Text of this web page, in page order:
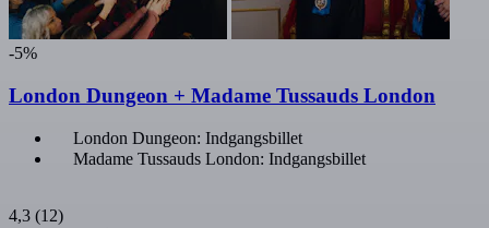
-5%
London Dungeon + Madame Tussauds London
London Dungeon: Indgangsbillet
Madame Tussauds London: Indgangsbillet
4,3 (12)